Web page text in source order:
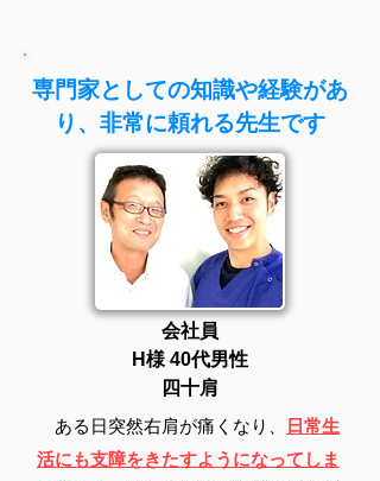
専門家としての知識や経験があ
り、非常に頼れる先生です
​会社員
H様 ​ 40代男性
​四十肩
ある日突然右肩が痛くなり、
日常生
活にも支障をきたすようになってしま